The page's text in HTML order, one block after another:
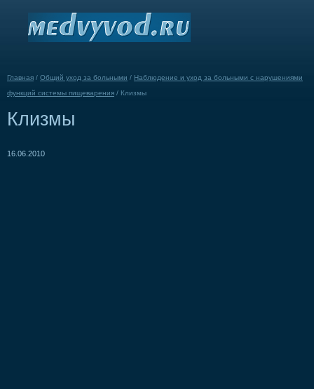
Главная / Общий уход за больными / Наблюдение и уход за больными с нарушениями
функций системы пищеварения / Клизмы
Клизмы
16.06.2010